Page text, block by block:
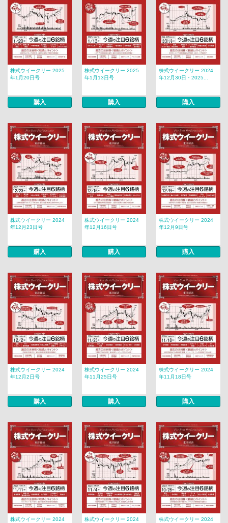
株式ウイークリー 2025
年1月20日号
購入
株式ウイークリー 2025
年1月13日号
購入
株式ウイークリー 2024
年12月30日・2025...
購入
株式ウイークリー 2024
年12月23日号
購入
株式ウイークリー 2024
年12月16日号
購入
株式ウイークリー 2024
年12月9日号
購入
株式ウイークリー 2024
年12月2日号
購入
株式ウイークリー 2024
年11月25日号
購入
株式ウイークリー 2024
年11月18日号
購入
株式ウイークリー 2024
株式ウイークリー 2024
株式ウイークリー 2024